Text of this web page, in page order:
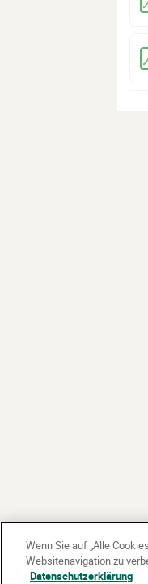
Wenn Sie auf „Alle
Websitenavigation zu
Datenschutzerklärung